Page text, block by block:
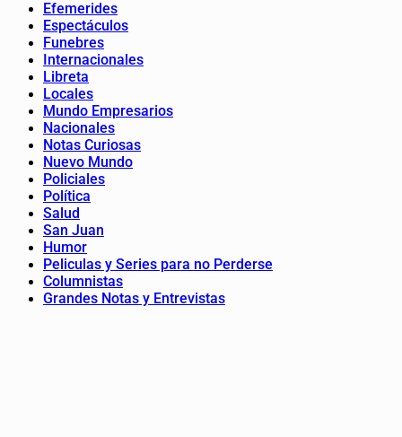
Efemerides
Espectáculos
Funebres
Internacionales
Libreta
Locales
Mundo Empresarios
Nacionales
Notas Curiosas
Nuevo Mundo
Policiales
Política
Salud
San Juan
Humor
Peliculas y Series para no Perderse
Columnistas
Grandes Notas y Entrevistas